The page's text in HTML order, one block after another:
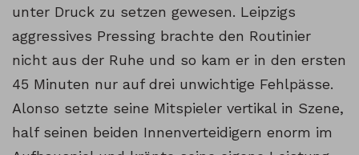
unter Druck zu setzen gewesen. Leipzigs
aggressives Pressing brachte den Routinier
nicht aus der Ruhe und so kam er in den ersten
45 Minuten nur auf drei unwichtige Fehlpässe.
Alonso setzte seine Mitspieler vertikal in Szene,
half seinen beiden Innenverteidigern enorm im